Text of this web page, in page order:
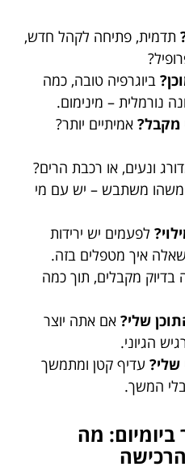
תדמית, פתיחה לקהל חדש,
ביוגרפיה טובה, כמה
נורמלית – מינימום.
מקבל? אמיתיים יותר?
ונעים, או רכבת הרים?
משתבש – יש עם מי
לפעמים יש ירידות
איך מטפלים בזה.
בדיוק מקבלים, תוך כמה
שלי? אם אתה יוצר
הגיוני.
עדיף קטן ומתמשך
המשך.
מה